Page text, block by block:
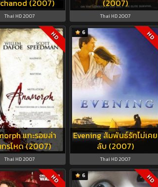
(2007)
Thai HD 2007
(2007)
Thai HD 2007
แกะรอยล่า
รโหด (2007)
HD
Thai HD 2007
Evening สัมพันธ์รักไม่เคย
ลับ (2007)
6 HD
Thai HD 2007
HD 6 HD